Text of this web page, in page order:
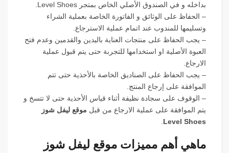
بداخله و في الصندوق الأصلي الخاص بمتجر Level Shoes.
– الحفاظ على الوثائق و الفاتورة الخاصة بعملية الشراء
وتسليمها للمندوب عند اتمام عملية الاسترجاع.
– يجب الحفاظ على منتجات العناية باليدين والقدمين وعدم فتح
العبوة الأصلية او استخدامها للتجربة حتى يتم قبول عملية
الارجاع.
– يجب الحفاظ على الصناديق الخاصة بالأحذية حتى تتم
الموافقة على إرجاع المنتج.
– الوقوف على سجادة نظيفة أثناء قياس الأحذية حتى لا تتسخ و
يتم الموافقة على عملية الارجاع من قبل موقع ليفل شوز
Level Shoes
.
ماهي أهم مميزات موقع ليفل شوز